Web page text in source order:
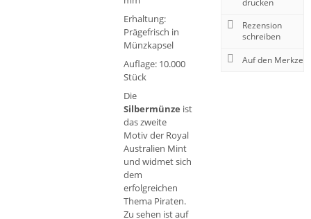
Erhaltung:
Prägefrisch in
Münzkapsel
Auflage: 10.000
Stück
Die
Silbermünze ist
das zweite
Motiv der Royal
Australien Mint
und widmet sich
dem
erfolgreichen
Thema Piraten.
Zu sehen ist auf
drucken
Rezension
schreiben